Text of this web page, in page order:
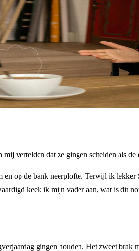
vertelden dat ze gingen scheiden als de
op de bank neerplofte. Terwijl ik lekker
keek ik mijn vader aan, wat is dit
gingen houden. Het zweet brak